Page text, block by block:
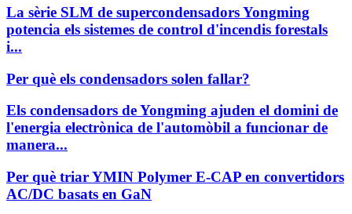
La sèrie SLM de supercondensadors Yongming
potencia els sistemes de control d'incendis forestals
i...
Per què els condensadors solen fallar?
Els condensadors de Yongming ajuden el domini de
l'energia electrònica de l'automòbil a funcionar de
manera...
Per què triar YMIN Polymer E-CAP en convertidors
AC/DC basats en GaN